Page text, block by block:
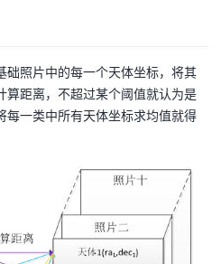
础照片中的每一个天体坐标，将其
算距离，不超过某个阈值就认为是
每一类中所有天体坐标求均值就得